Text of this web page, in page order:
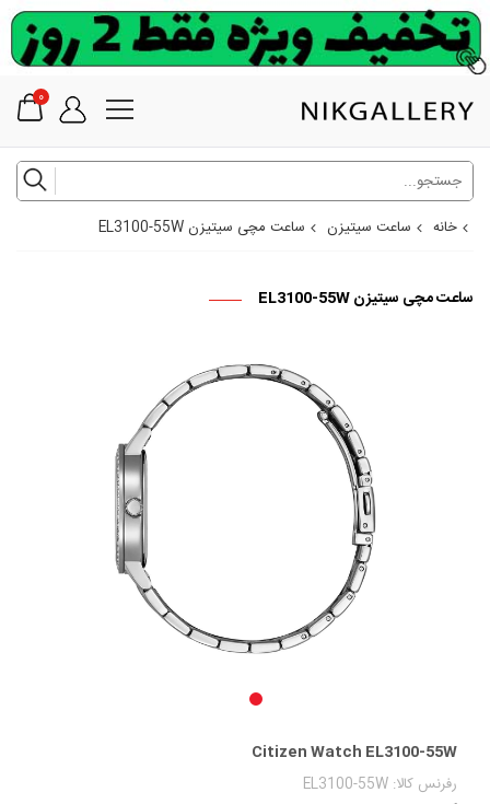
0
خانه ساعت سیتیزن ساعت مچی سیتیزن EL3100-55W
ساعت مچی سیتیزن EL3100-55W
Citizen Watch EL3100-55W
رفرنس کالا: EL3100-55W